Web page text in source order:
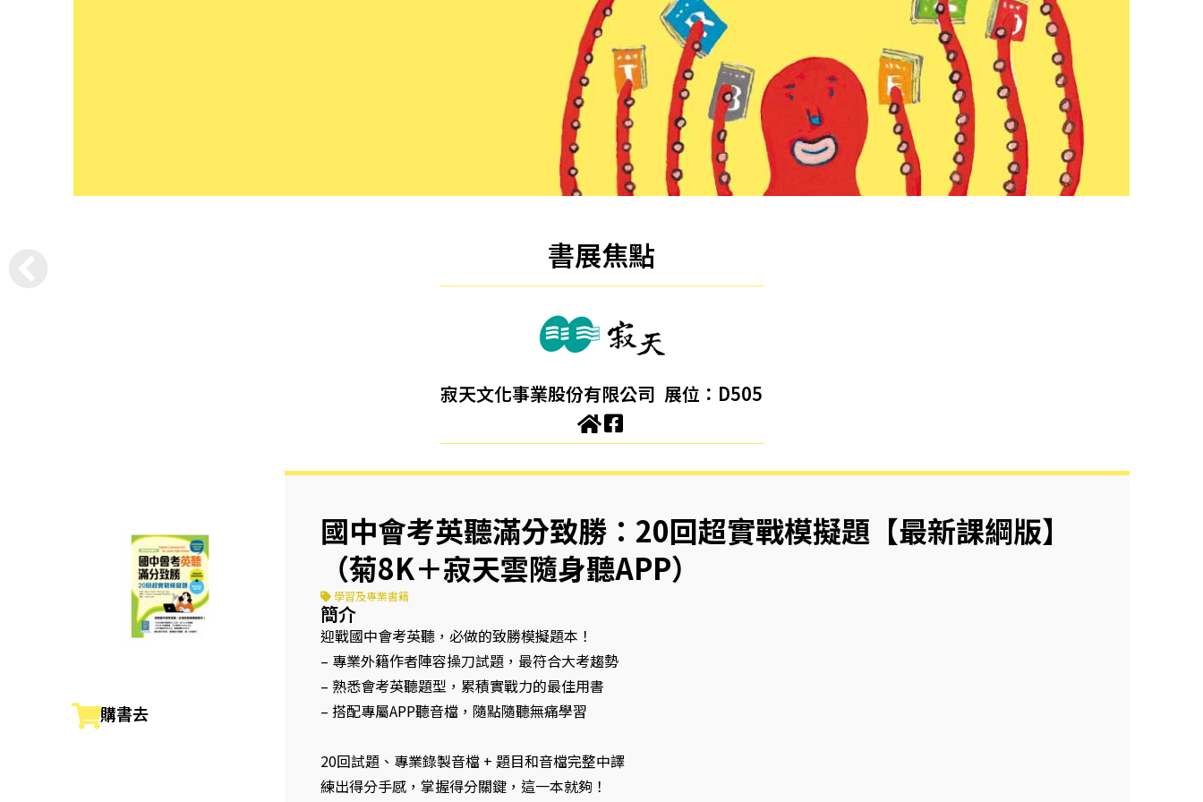
書展焦點
寂天文化事業股份有限公司 展位：D505
購書去
國中會考英聽滿分致勝：20回超實戰模擬題【最新課綱版】
（菊8K＋寂天雲隨身聽APP）
學習及專業書籍
簡介
迎戰國中會考英聽，必做的致勝模擬題本！
– 專業外籍作者陣容操刀試題，最符合大考趨勢
– 熟悉會考英聽題型，累積實戰力的最佳用書
– 搭配專屬APP聽音檔，隨點隨聽無痛學習
20回試題、專業錄製音檔 + 題目和音檔完整中譯
練出得分手感，掌握得分關鍵，這一本就夠！
A Course in Linguistics（16K）（With No Answer Key／無附解答）